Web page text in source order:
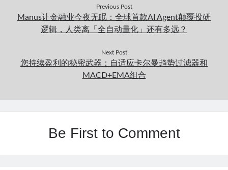
Previous Post
Manus让金融业今夜无眠：全球首款AI Agent颠覆投研
逻辑，人类离「全自动量化」还有多远？
Next Post
您持续盈利的秘密武器：自适应卡尔曼趋势过滤器和
MACD+EMA组合
Be First to Comment